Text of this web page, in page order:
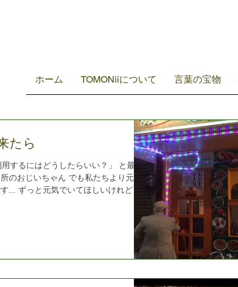
ホーム TOMONiiについて 言葉の宝物
たら
用するにはどうしたらいい？」 と最近
のおじいちゃん でも私たちより元気
... ずっと元気でいてほしいけれど も
のように遊びに行くから安心してね た